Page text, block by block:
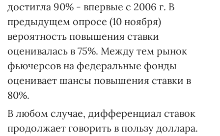
достигла 90% - впервые с 2006 г. В
предыдущем опросе (10 ноября)
вероятность повышения ставки
оценивалась в 75%. Между тем рынок
фьючерсов на федеральные фонды
оценивает шансы повышения ставки в
80%.
В любом случае, дифференциал ставок
продолжает говорить в пользу доллара.